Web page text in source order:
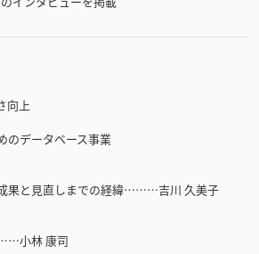
向上
のデータベース事業
果と見直しまでの経緯………吉川 久美子
小林 康司